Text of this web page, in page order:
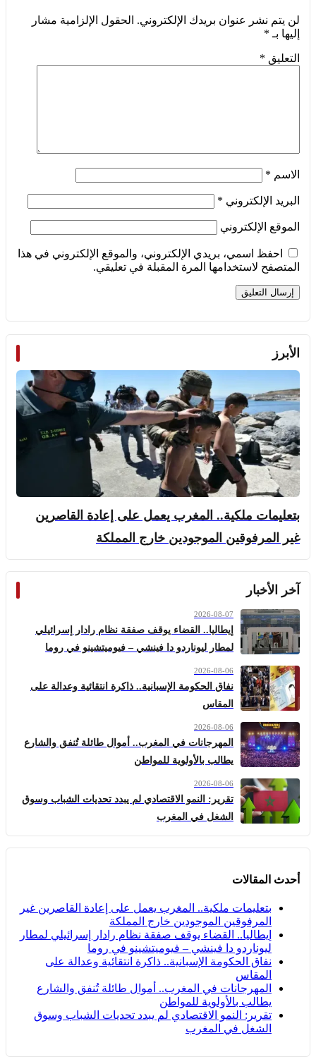
لن يتم نشر عنوان بريدك الإلكتروني. الحقول الإلزامية مشار
إليها بـ *
التعليق *
الاسم *
البريد الإلكتروني *
الموقع الإلكتروني
احفظ اسمي، بريدي الإلكتروني، والموقع الإلكتروني في هذا
المتصفح لاستخدامها المرة المقبلة في تعليقي.
الأبرز
بتعليمات ملكية.. المغرب يعمل على إعادة القاصرين
غير المرفوقين الموجودين خارج المملكة
آخر الأخبار
2026-08-07
إيطاليا.. القضاء يوقف صفقة نظام رادار إسرائيلي
لمطار ليوناردو دا فينشي – فيوميتشينو في روما
2026-08-06
نفاق الحكومة الإسبانية.. ذاكرة انتقائية وعدالة على
المقاس
2026-08-06
المهرجانات في المغرب.. أموال طائلة تُنفق والشارع
يطالب بالأولوية للمواطن
2026-08-06
تقرير: النمو الاقتصادي لم يبدد تحديات الشباب وسوق
الشغل في المغرب
أحدث المقالات
بتعليمات ملكية.. المغرب يعمل على إعادة القاصرين غير
المرفوقين الموجودين خارج المملكة
إيطاليا.. القضاء يوقف صفقة نظام رادار إسرائيلي لمطار
ليوناردو دا فينشي – فيوميتشينو في روما
نفاق الحكومة الإسبانية.. ذاكرة انتقائية وعدالة على
المقاس
المهرجانات في المغرب.. أموال طائلة تُنفق والشارع
يطالب بالأولوية للمواطن
تقرير: النمو الاقتصادي لم يبدد تحديات الشباب وسوق
الشغل في المغرب